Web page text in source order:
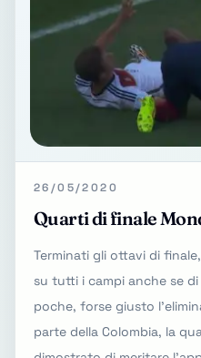
26/05/2020
Quarti di finale
Terminati gli ottavi di
su tutti i campi anche se
poche, forse giusto
parte della Colombia, la